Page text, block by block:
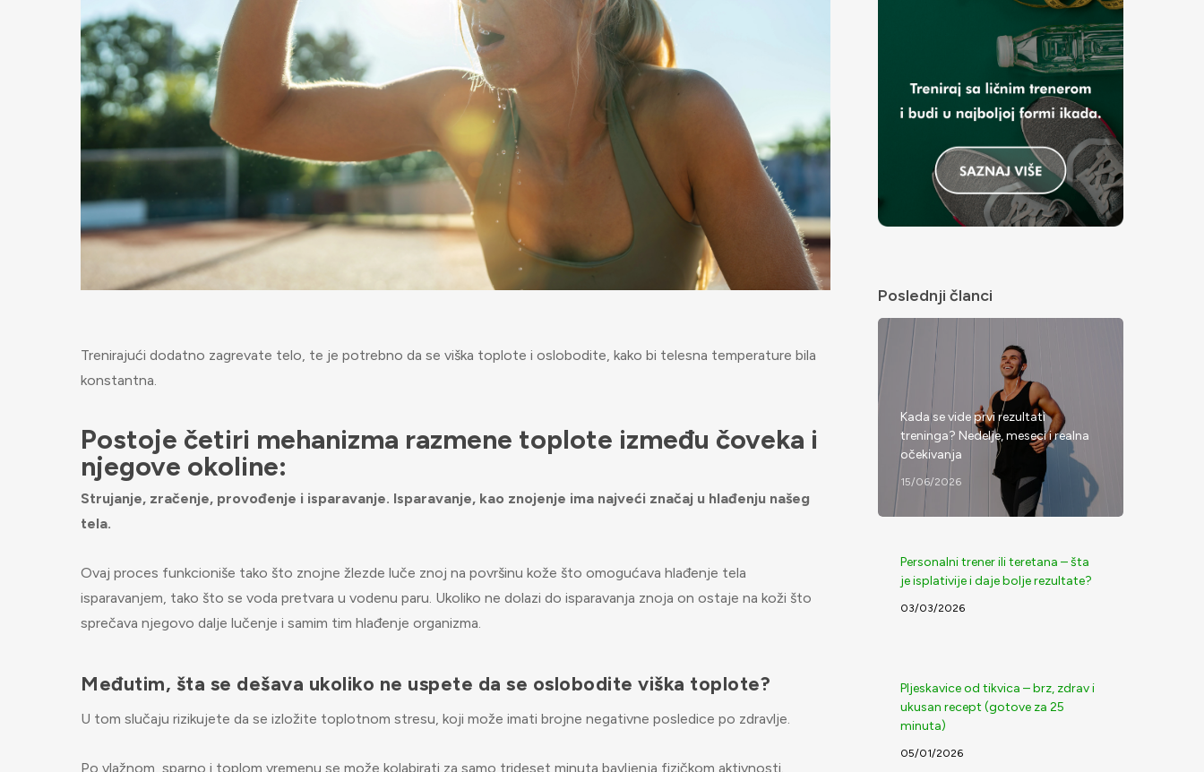
Trenirajući dodatno zagrevate telo, te je potrebno da se viška toplote i oslobodite, kako bi telesna temperature bila
konstantna.
Postoje četiri mehanizma razmene toplote između čoveka i
njegove okoline:
Strujanje, zračenje, provođenje i isparavanje. Isparavanje, kao znojenje ima najveći značaj u hlađenju našeg
tela.
Ovaj proces funkcioniše tako što znojne žlezde luče znoj na površinu kože što omogućava hlađenje tela
isparavanjem, tako što se voda pretvara u vodenu paru. Ukoliko ne dolazi do isparavanja znoja on ostaje na koži što
sprečava njegovo dalje lučenje i samim tim hlađenje organizma.
Međutim, šta se dešava ukoliko ne uspete da se oslobodite viška toplote?
U tom slučaju rizikujete da se izložite toplotnom stresu, koji može imati brojne negativne posledice po zdravlje.
Po vlažnom, sparno i toplom vremenu se može kolabirati za samo trideset minuta bavljenja fizičkom aktivnosti.
Poslednji članci
Kada se vide prvi rezultati
treninga? Nedelje, meseci i realna
očekivanja
15/06/2026
Personalni trener ili teretana – šta
je isplativije i daje bolje rezultate?
03/03/2026
Pljeskavice od tikvica – brz, zdrav i
ukusan recept (gotove za 25
minuta)
05/01/2026